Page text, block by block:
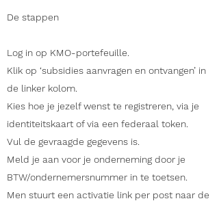
De stappen
Log in op KMO-portefeuille.
Klik op ‘subsidies aanvragen en ontvangen’ in
de linker kolom.
Kies hoe je jezelf wenst te registreren, via je
identiteitskaart of via een federaal token.
Vul de gevraagde gegevens is.
Meld je aan voor je onderneming door je
BTW/ondernemersnummer in te toetsen.
Men stuurt een activatie link per post naar de